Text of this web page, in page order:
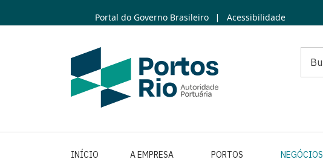
to
Portal do Governo Brasileiro | Acessibilidade
INÍCIO A EMPRESA PORTOS NEGÓCIOS